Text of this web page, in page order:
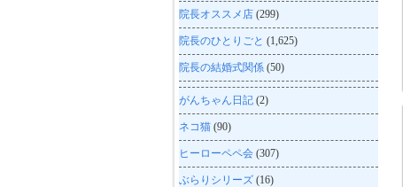
院長オススメ店 (299)
院長のひとりごと (1,625)
院長の結婚式関係 (50)
がんちゃん日記 (2)
ネコ猫 (90)
ヒーローペペ会 (307)
ぶらりシリーズ (16)